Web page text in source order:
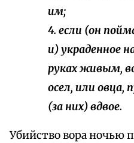
им;
4. если (он
и) украденное
руках живым,
осел, или
(за них) вдвое.
Убийство вора ночью